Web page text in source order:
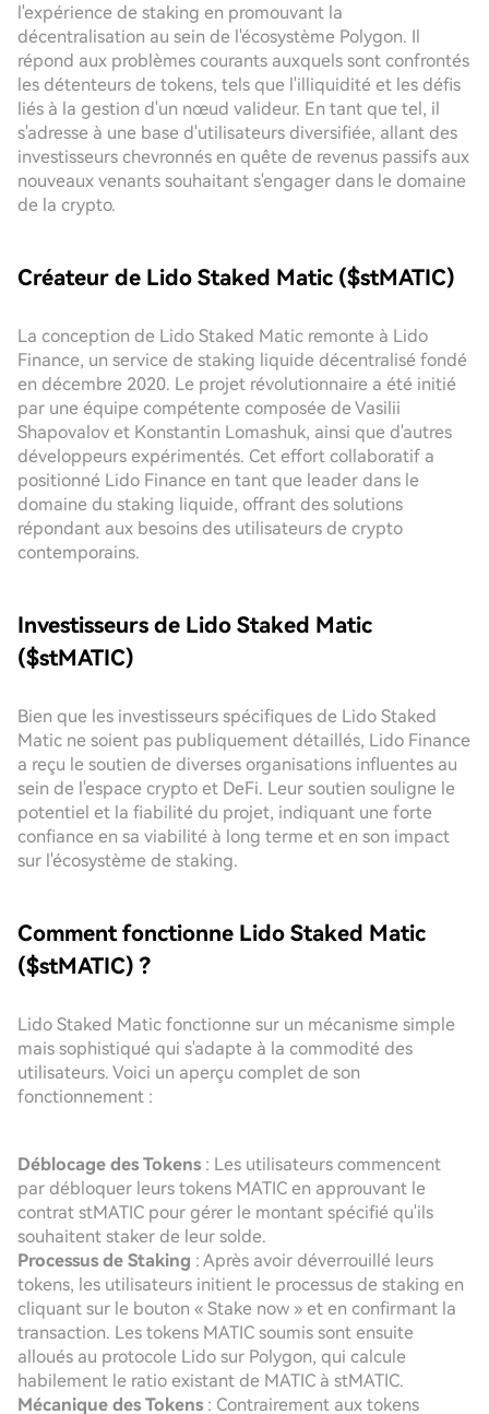
l'expérience de staking en promouvant la
décentralisation au sein de l'écosystème Polygon. Il
répond aux problèmes courants auxquels sont confrontés
les détenteurs de tokens, tels que l'illiquidité et les défis
liés à la gestion d'un nœud valideur. En tant que tel, il
s'adresse à une base d'utilisateurs diversifiée, allant des
investisseurs chevronnés en quête de revenus passifs aux
nouveaux venants souhaitant s'engager dans le domaine
de la crypto.
Créateur de Lido Staked Matic ($stMATIC)
La conception de Lido Staked Matic remonte à Lido
Finance, un service de staking liquide décentralisé fondé
en décembre 2020. Le projet révolutionnaire a été initié
par une équipe compétente composée de Vasilii
Shapovalov et Konstantin Lomashuk, ainsi que d'autres
développeurs expérimentés. Cet effort collaboratif a
positionné Lido Finance en tant que leader dans le
domaine du staking liquide, offrant des solutions
répondant aux besoins des utilisateurs de crypto
contemporains.
Investisseurs de Lido Staked Matic
($stMATIC)
Bien que les investisseurs spécifiques de Lido Staked
Matic ne soient pas publiquement détaillés, Lido Finance
a reçu le soutien de diverses organisations influentes au
sein de l'espace crypto et DeFi. Leur soutien souligne le
potentiel et la fiabilité du projet, indiquant une forte
confiance en sa viabilité à long terme et en son impact
sur l'écosystème de staking.
Comment fonctionne Lido Staked Matic
($stMATIC) ?
Lido Staked Matic fonctionne sur un mécanisme simple
mais sophistiqué qui s'adapte à la commodité des
utilisateurs. Voici un aperçu complet de son
fonctionnement :
Déblocage des Tokens : Les utilisateurs commencent
par débloquer leurs tokens MATIC en approuvant le
contrat stMATIC pour gérer le montant spécifié qu'ils
souhaitent staker de leur solde.
Processus de Staking : Après avoir déverrouillé leurs
tokens, les utilisateurs initient le processus de staking en
cliquant sur le bouton « Stake now » et en confirmant la
transaction. Les tokens MATIC soumis sont ensuite
alloués au protocole Lido sur Polygon, qui calcule
habilement le ratio existant de MATIC à stMATIC.
Mécanique des Tokens : Contrairement aux tokens